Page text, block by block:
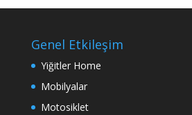
Genel Etkileşim
Yiğitler Home
Mobilyalar
Motosiklet